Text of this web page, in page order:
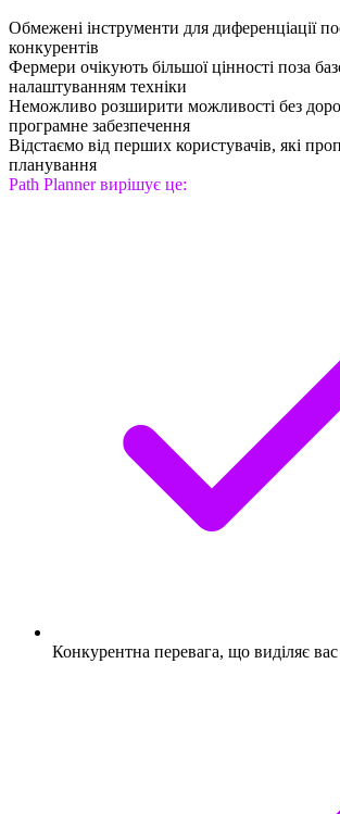
Обмежені інструменти для диференціації
конкурентів
Фермери очікують більшої цінності поза
налаштуванням техніки
Неможливо розширити можливості без
програмне забезпечення
Відстаємо від перших користувачів, які
планування
Path Planner вирішує це:
Конкурентна перевага, що виділяє вас